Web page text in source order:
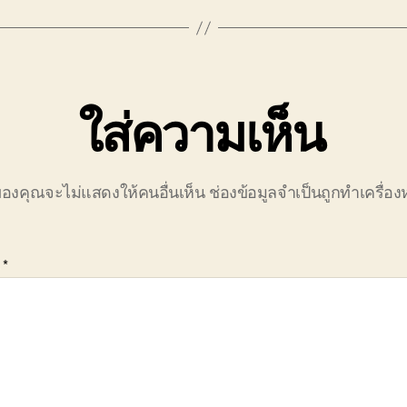
ใส่ความเห็น
งคุณจะไม่แสดงให้คนอื่นเห็น ช่องข้อมูลจำเป็นถูกทำเครื่อง
*